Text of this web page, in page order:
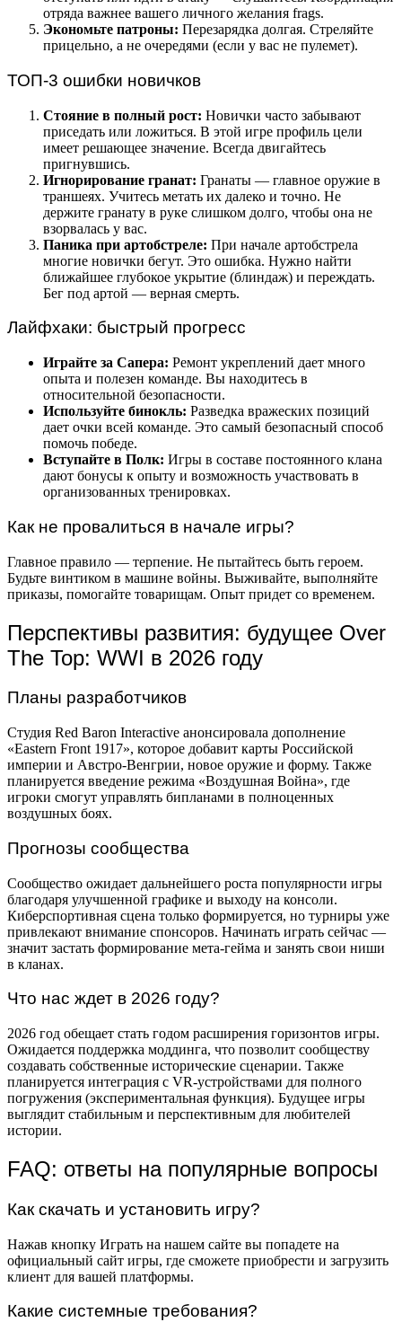
отряда важнее вашего личного желания frags.
Экономьте патроны: Перезарядка долгая. Стреляйте
прицельно, а не очередями (если у вас не пулемет).
ТОП-3 ошибки новичков
Стояние в полный рост: Новички часто забывают
приседать или ложиться. В этой игре профиль цели
имеет решающее значение. Всегда двигайтесь
пригнувшись.
Игнорирование гранат: Гранаты — главное оружие в
траншеях. Учитесь метать их далеко и точно. Не
держите гранату в руке слишком долго, чтобы она не
взорвалась у вас.
Паника при артобстреле: При начале артобстрела
многие новички бегут. Это ошибка. Нужно найти
ближайшее глубокое укрытие (блиндаж) и переждать.
Бег под артой — верная смерть.
Лайфхаки: быстрый прогресс
Играйте за Сапера: Ремонт укреплений дает много
опыта и полезен команде. Вы находитесь в
относительной безопасности.
Используйте бинокль: Разведка вражеских позиций
дает очки всей команде. Это самый безопасный способ
помочь победе.
Вступайте в Полк: Игры в составе постоянного клана
дают бонусы к опыту и возможность участвовать в
организованных тренировках.
Как не провалиться в начале игры?
Главное правило — терпение. Не пытайтесь быть героем.
Будьте винтиком в машине войны. Выживайте, выполняйте
приказы, помогайте товарищам. Опыт придет со временем.
Перспективы развития: будущее Over
The Top: WWI в 2026 году
Планы разработчиков
Студия Red Baron Interactive анонсировала дополнение
«Eastern Front 1917», которое добавит карты Российской
империи и Австро-Венгрии, новое оружие и форму. Также
планируется введение режима «Воздушная Война», где
игроки смогут управлять бипланами в полноценных
воздушных боях.
Прогнозы сообщества
Сообщество ожидает дальнейшего роста популярности игры
благодаря улучшенной графике и выходу на консоли.
Киберспортивная сцена только формируется, но турниры уже
привлекают внимание спонсоров. Начинать играть сейчас —
значит застать формирование мета-гейма и занять свои ниши
в кланах.
Что нас ждет в 2026 году?
2026 год обещает стать годом расширения горизонтов игры.
Ожидается поддержка моддинга, что позволит сообществу
создавать собственные исторические сценарии. Также
планируется интеграция с VR-устройствами для полного
погружения (экспериментальная функция). Будущее игры
выглядит стабильным и перспективным для любителей
истории.
FAQ: ответы на популярные вопросы
Как скачать и установить игру?
Нажав кнопку Играть на нашем сайте вы попадете на
официальный сайт игры, где сможете приобрести и загрузить
клиент для вашей платформы.
Какие системные требования?